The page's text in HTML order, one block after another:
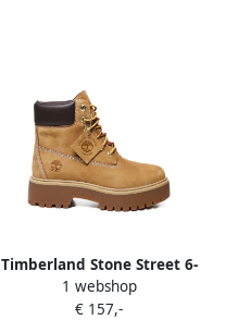
Timberland Stone Street 6-
Inch laarzen Beige
1 webshop
€ 157,-